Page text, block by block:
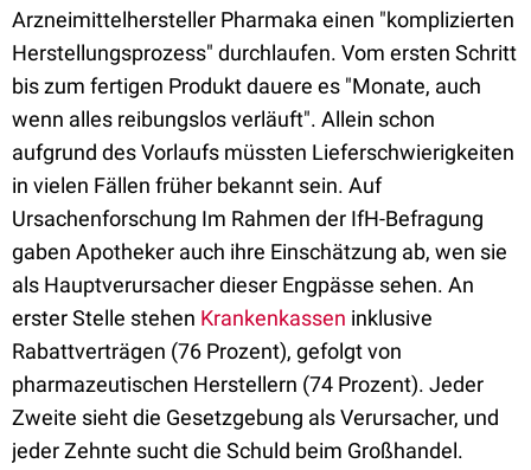
Arzneimittelhersteller Pharmaka einen "komplizierten
Herstellungsprozess" durchlaufen. Vom ersten Schritt
bis zum fertigen Produkt dauere es "Monate, auch
wenn alles reibungslos verläuft". Allein schon
aufgrund des Vorlaufs müssten Lieferschwierigkeiten
in vielen Fällen früher bekannt sein. Auf
Ursachenforschung Im Rahmen der IfH-Befragung
gaben Apotheker auch ihre Einschätzung ab, wen sie
als Hauptverursacher dieser Engpässe sehen. An
erster Stelle stehen Krankenkassen inklusive
Rabattverträgen (76 Prozent), gefolgt von
pharmazeutischen Herstellern (74 Prozent). Jeder
Zweite sieht die Gesetzgebung als Verursacher, und
jeder Zehnte sucht die Schuld beim Großhandel.